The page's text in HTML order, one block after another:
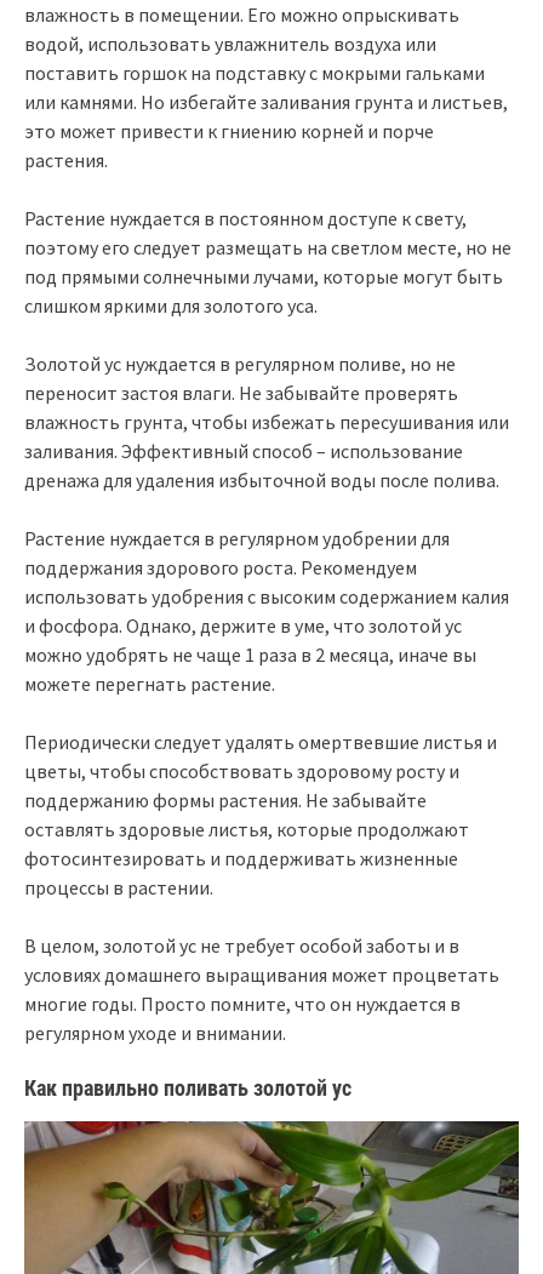
влажность в помещении. Его можно опрыскивать
водой, использовать увлажнитель воздуха или
поставить горшок на подставку с мокрыми гальками
или камнями. Но избегайте заливания грунта и листьев,
это может привести к гниению корней и порче
растения.
Растение нуждается в постоянном доступе к свету,
поэтому его следует размещать на светлом месте, но не
под прямыми солнечными лучами, которые могут быть
слишком яркими для золотого уса.
Золотой ус нуждается в регулярном поливе, но не
переносит застоя влаги. Не забывайте проверять
влажность грунта, чтобы избежать пересушивания или
заливания. Эффективный способ – использование
дренажа для удаления избыточной воды после полива.
Растение нуждается в регулярном удобрении для
поддержания здорового роста. Рекомендуем
использовать удобрения с высоким содержанием калия
и фосфора. Однако, держите в уме, что золотой ус
можно удобрять не чаще 1 раза в 2 месяца, иначе вы
можете перегнать растение.
Периодически следует удалять омертвевшие листья и
цветы, чтобы способствовать здоровому росту и
поддержанию формы растения. Не забывайте
оставлять здоровые листья, которые продолжают
фотосинтезировать и поддерживать жизненные
процессы в растении.
В целом, золотой ус не требует особой заботы и в
условиях домашнего выращивания может процветать
многие годы. Просто помните, что он нуждается в
регулярном уходе и внимании.
Как правильно поливать золотой ус